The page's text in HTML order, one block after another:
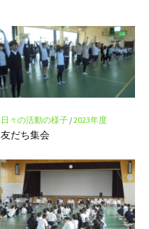
日々の活動の様子/2023年度
友だち集会